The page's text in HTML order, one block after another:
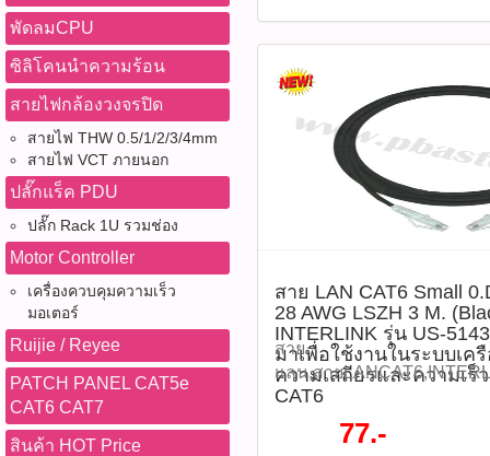
พัดลมCPU
ซิลิโคนนำความร้อน
สายไฟกล้องวงจรปิด
สายไฟ THW 0.5/1/2/3/4mm
สายไฟ VCT ภายนอก
ปลั๊กแร็ค PDU
ปลั๊ก Rack 1U รวมช่อง
Motor Controller
เครื่องควบคุมความเร็ว
มอเตอร์
Ruijie / Reyee
PATCH PANEL CAT5e
CAT6 CAT7
สินค้า HOT Price
(Small O.D.) สะดวกต่อการ
พื้นที่จำกัด พร้อมหัว RJ-45
เห็นไฟแสดงสถานะได้ง่าย
LSZH (Low Smoke Zero
อันตรายในกรณีเกิดเพลิงไห
MIDYEAR SALE 2026 ล
ราคา 140 บาท / เส้น ลดเห
(Unshielded Twisted Pair)
เมตร - ขนาดตัวนำ: 28
Multi-Stranded) - ความเร็ว
รองรับสูงสุด 10 Gbps - ควา
MHz - หัวเชื่อมต่อ: RJ-45
เจน ควันน้อย - สีสาย: สีดำ
สาย LAN CAT6 Small
28 AWG LSZH 3 M.
INTERLINK รุ่น US-
มาเพื่อใช้งานในระบบเค
ความเสถียรและความเร็
CAT6
สาย
แลน,สาย
แลน3เมตร
เล็ก,สายแลนสีดำ,LSZH,ส
แลนUTP ,สายแลน
77.-